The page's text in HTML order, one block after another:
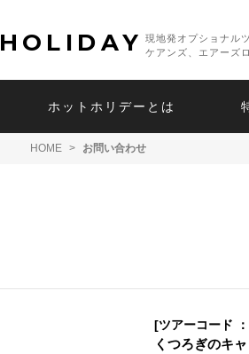
HOLIDAY
現地発オプショナル
ケアンズ、エアーズ
ホットホリデーとは
HOME > お問い合わせ
[ツアーコード
くつろぎのキ